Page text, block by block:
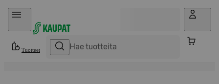
Hyppää sisältöön
Tuotteet